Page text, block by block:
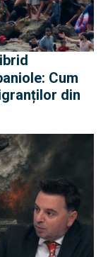
Cum
din